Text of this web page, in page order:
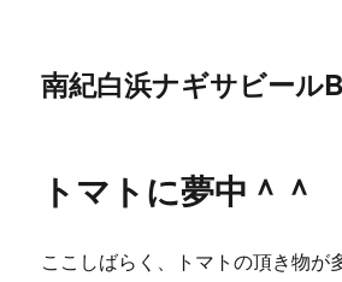
南紀白浜ナギサビール
トマトに夢中＾＾
ここしばらく、トマトの頂き物が